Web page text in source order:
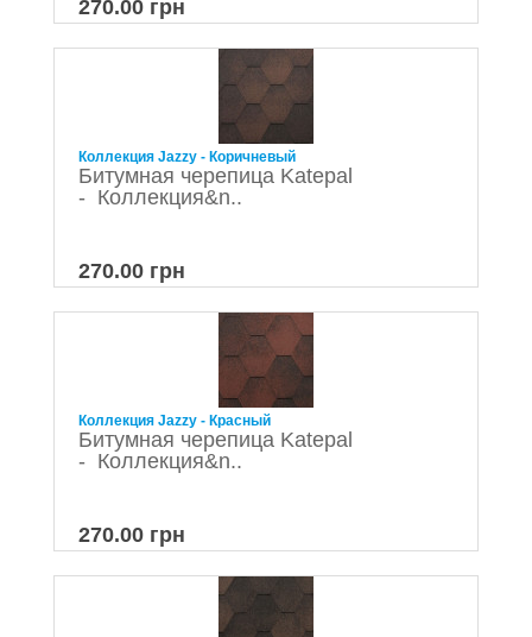
270.00 грн
Коллекция Jazzy - Коричневый
Битумная черепица Katepal
- Коллекция&n..
270.00 грн
Коллекция Jazzy - Красный
Битумная черепица Katepal
- Коллекция&n..
270.00 грн